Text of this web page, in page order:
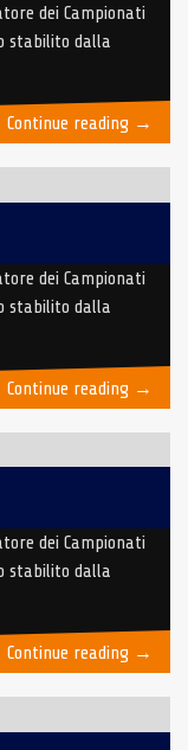
dei Campionati
stabilito dalla
Continue reading →
dei Campionati
stabilito dalla
Continue reading →
dei Campionati
stabilito dalla
Continue reading →